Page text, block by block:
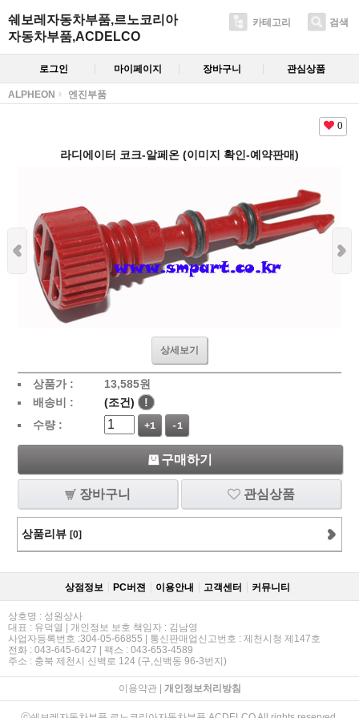
쉐보레자동차부품,르노코리아
자동차부품,ACDELCO
카테고리 검색
로그인 마이페이지 장바구니 관심상품
ALPHEON 엔진부품
0
라디에이터 코크-알페온 (이미지 확인-예약판매)
상세보기
상품가 : 13,585원
배송비 :
(조건)
!
수량 :
+1 -1
구매하기
장바구니 관심상품
상품리뷰 [0]
상점정보 PC버젼 이용안내 고객센터 커뮤니티
상호명 : 성원상사
대표 : 유덕열 | 개인정보 보호 책임자 : 김남영
사업자등록번호 :304-05-66855 | 통신판매업신고번호 : 제천시청 제147호
전화 : 043-645-6427 | 팩스 : 043-653-4589
주소 : 충북 제천시 신백로 124 (구,신백동 96-3번지)
이용약관| 개인정보처리방침